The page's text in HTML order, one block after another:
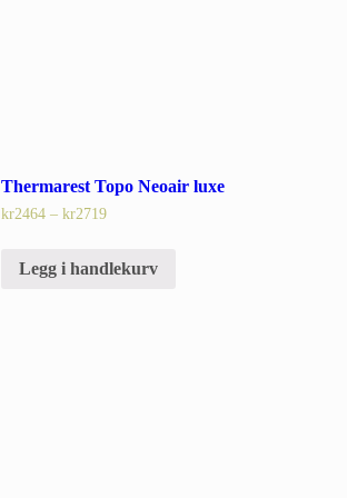
Thermarest Topo Neoair luxe
kr2464 –kr2719
Legg i handlekurv